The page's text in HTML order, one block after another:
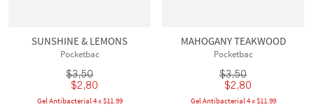
SUNSHINE & LEMONS
Pocketbac
$3,50
$2,80
Gel Antibacterial 4 x $11.99
MAHOGANY TEAKWOOD
Pocketbac
$3,50
$2,80
Gel Antibacterial 4 x $11.99